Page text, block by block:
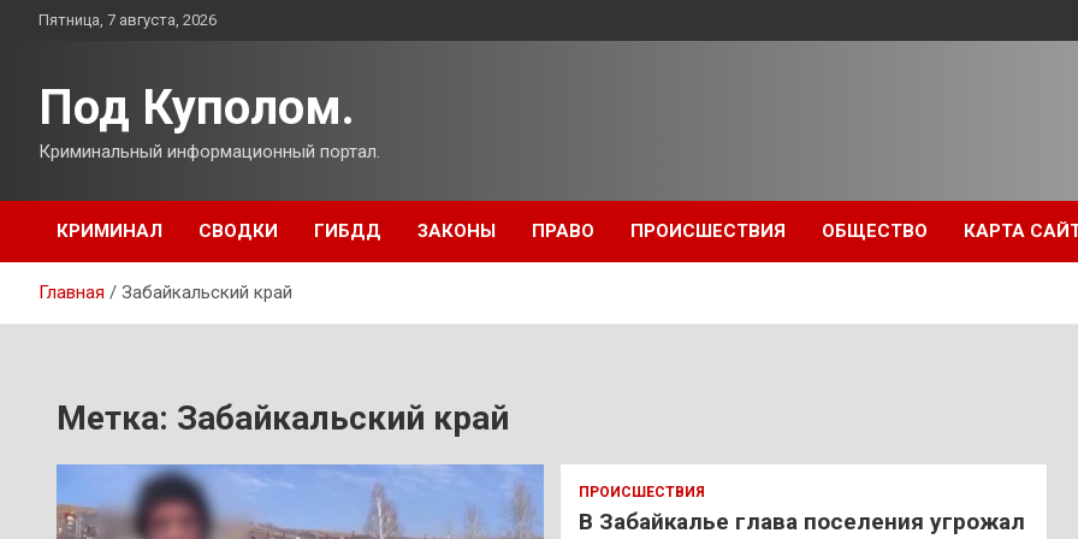
ПерейтиПятница, 7 августа, 2026
Под Куполом.
Криминальный информационный портал.
КРИМИНАЛ СВОДКИ ГИБДД ЗАКОНЫ ПРАВО ПРОИСШЕСТВИЯ ОБЩЕСТВО КАРТА
Главная Забайкальский край
Метка: Забайкальский край
ПРОИСШЕСТВИЯ
В Забайкалье глава поселения угрожал